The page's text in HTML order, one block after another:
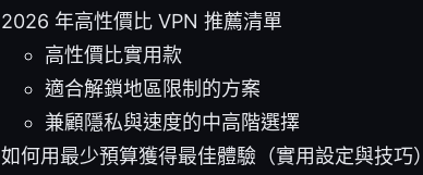
2026 年高性價比 VPN 推薦清單
高性價比實用款
適合解鎖地區限制的方案
兼顧隱私與速度的中高階選擇
如何用最少預算獲得最佳體驗（實用設定與技巧）